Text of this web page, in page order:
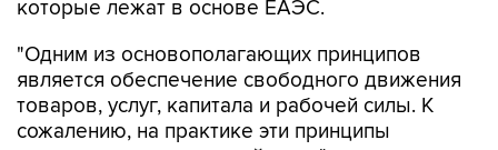
которые лежат в основе ЕАЭС.
"Одним из основополагающих принципов
является обеспечение свободного движения
товаров, услуг, капитала и рабочей силы. К
сожалению, на практике эти принципы